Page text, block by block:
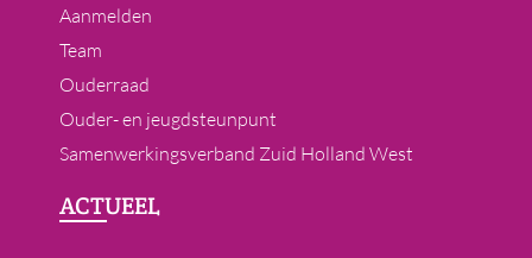
Aanmelden
Team
Ouderraad
Ouder- en jeugdsteunpunt
Samenwerkingsverband Zuid Holland West
ACTUEEL